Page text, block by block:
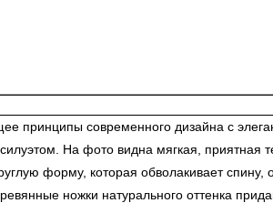
принципы современного дизайна с
На фото видна мягкая, приятная
форму, которая обволакивает
ножки натурального оттенка